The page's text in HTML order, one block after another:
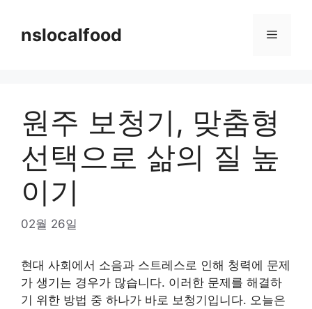
contentnslocalfood Menu
원주 보청기, 맞춤형
선택으로 삶의 질 높
이기
02월 26일
현대 사회에서 소음과 스트레스로 인해 청력에 문제
가 생기는 경우가 많습니다. 이러한 문제를 해결하
기 위한 방법 중 하나가 바로 보청기입니다. 오늘은